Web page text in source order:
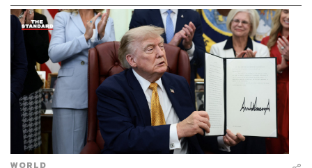
วิธีการที่มหาเศรษฐีและนักลงทุนชื่อดังอย่าง วอร์เรน
บัฟเฟตต์ แนะนำคือ ให้เขียนท็อปลิสต์ 25 เป้าหมายที่อยากทำ
ซึ่งเป็นได้ตั้งแต่เป้าหมายชีวิต อาชีพ การศึกษา หรือสิ่งใด
ก็ตามที่เราอยากใช้เวลาชีวิตกับการทำมัน
จากนั้นให้วง 5 เป้าหมายในลิสต์นั้น และเป้าหมายใดก็ตามที่
เราไม่ได้วงไว้ นั่นคือเป้าหมายที่เราหมายหัวแล้วว่า ‘หลีก
เลี่ยงอย่างสุดชีวิต’
นี่เป็นวิธีการที่หักมุมเหมือนหนังหักมุมไม่น้อย และค่อนข้าง
WORLD